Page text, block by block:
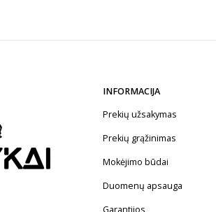
INFORMACIJA
Prekių užsakymas
Prekių grąžinimas
Mokėjimo būdai
Duomenų apsauga
Garantijos